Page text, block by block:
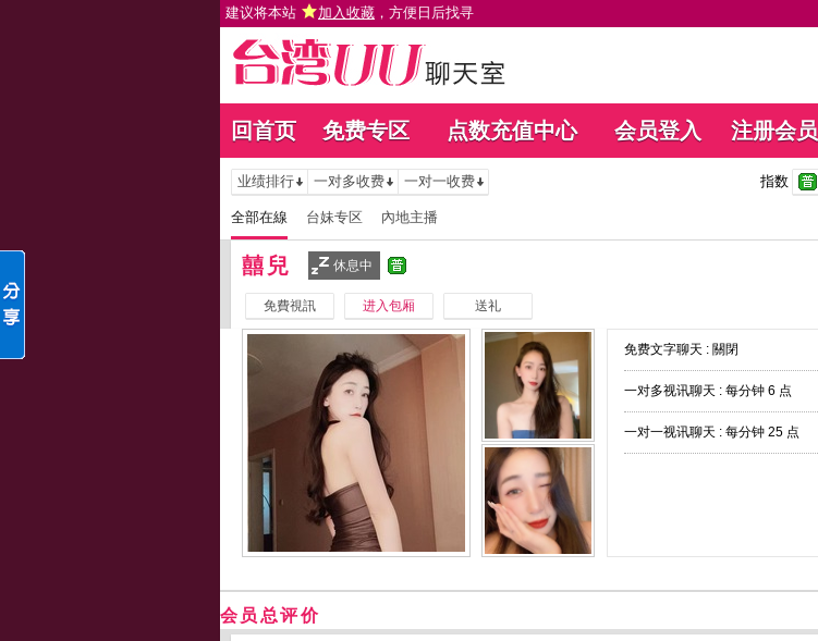
建议将本站 加入收藏 ，方便日后找寻
回首页 免费专区 点数充值中心 会员登入 注册会员
业绩排行 一对多收费 一对一收费 指数
全部在線 台妹专区 內地主播
囍兒 休息中
免費視訊 进入包厢 送礼
免费文字聊天 : 關閉
一对多视讯聊天 : 每分钟 6 点
一对一视讯聊天 : 每分钟 25 点
会员总评价